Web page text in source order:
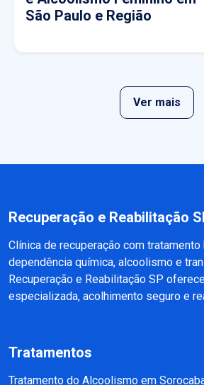
São Paulo e Região
Ver mais
Recuperação e Reabilitação
Clínica de recuperação com tratamento
dependência química, alcoolismo e
Recuperação e Reabilitação SP
especializada, acolhimento seguro e
Tratamentos
Tratamento do Alcoolismo em